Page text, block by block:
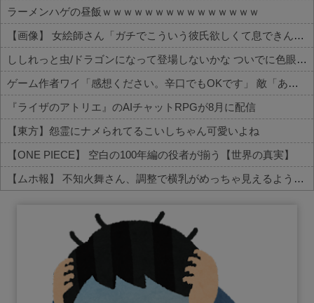
ラーメンハゲの昼飯ｗｗｗｗｗｗｗｗｗｗｗｗｗｗｗ
【画像】 女絵師さん「ガチでこういう彼氏欲しくて息できん」→2000万view
ししれっと虫/ドラゴンになって登場しないかな ついでに色眼鏡辺りも貰って
ゲーム作者ワイ「感想ください。辛口でもOKです」 敵「あれがだめ。これがだめ」
『ライザのアトリエ』のAIチャットRPGが8月に配信
【東方】怨霊にナメられてるこいしちゃん可愛いよね
【ONE PIECE】 空白の100年編の役者が揃う【世界の真実】
【ムホ報】 不知火舞さん、調整で横乳がめっちゃ見えるようになるｗｗｗ